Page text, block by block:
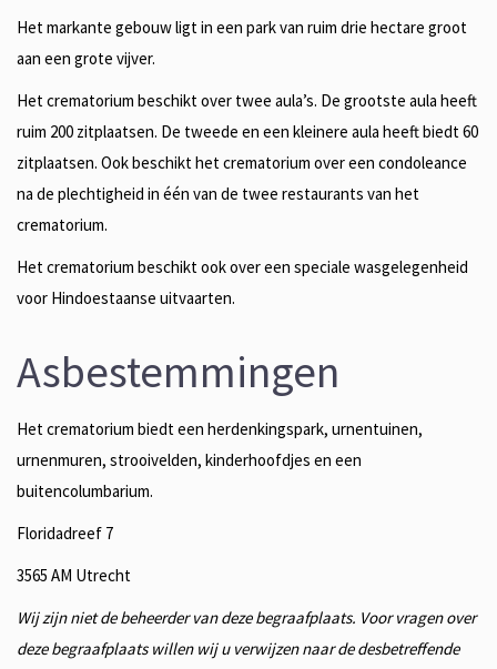
Het markante gebouw ligt in een park van ruim drie hectare groot
aan een grote vijver.
Het crematorium beschikt over twee aula’s. De grootste aula heeft
ruim 200 zitplaatsen. De tweede en een kleinere aula heeft biedt 60
zitplaatsen. Ook beschikt het crematorium over een condoleance
na de plechtigheid in één van de twee restaurants van het
crematorium.
Het crematorium beschikt ook over een speciale wasgelegenheid
voor Hindoestaanse uitvaarten.
Asbestemmingen
Het crematorium biedt een herdenkingspark, urnentuinen,
urnenmuren, strooivelden, kinderhoofdjes en een
buitencolumbarium.
Floridadreef 7
3565 AM Utrecht
Wij zijn niet de beheerder van deze begraafplaats. Voor vragen over
deze begraafplaats willen wij u verwijzen naar de desbetreffende